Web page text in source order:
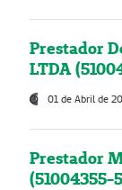
Prestador
LTDA
01 de Abril de
Prestador
(51004355-